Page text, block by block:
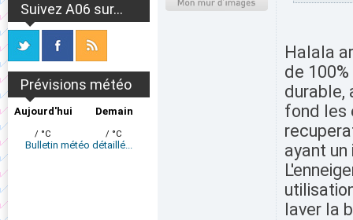
Suivez A06 sur...
Prévisions météo
Aujourd'hui
/ °C
Demain
/ °C
Bulletin météo détaillé...
Halala
de
durable,
fond les
ayant
laver la